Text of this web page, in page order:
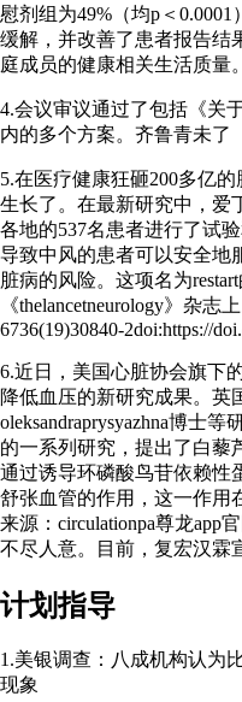
慰剂组为49%（均p＜
缓解，并改善了患者报告结
庭成员的健康相关生活质量。
4.会议审议通过了包括《关
内的多个方案。齐鲁青未了
5.在医疗健康狂砸200多亿
生长了。在最新研究中，爱
各地的537名患者进行了试
导致中风的患者可以安全地
脏病的风险。这项名为
《thelancetneurology》杂志
6736(19)30840-2doi:https://
6.近日，美国心脏协会旗下
降低血压的新研究成果。英
oleksandraprysyazhna博士
的一系列研究，提出了白藜
通过诱导环磷酸鸟苷依赖性
舒张血管的作用，这一作用
来源：circulationpa尊龙app
不尽人意。目前，复宏汉霖
计划指导
1.美银调查：八成机构认为
现象